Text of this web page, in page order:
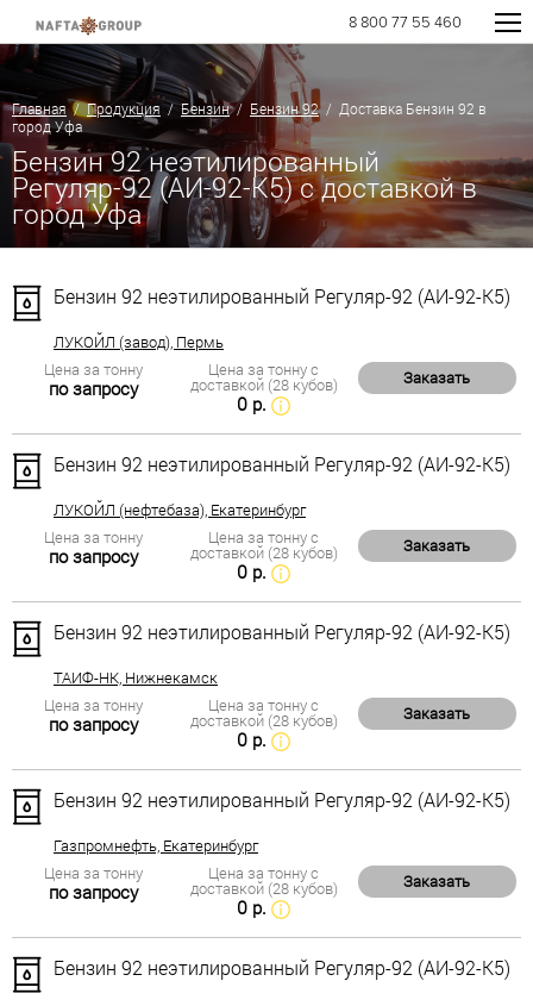
8 800 77 55 460
Главная/Продукция/Бензин/ Бензин 92/ Доставка Бензин 92 в
город Уфа
Бензин 92 неэтилированный
Регуляр-92 (АИ-92-К5) с доставкой в
город Уфа
Бензин 92 неэтилированный Регуляр-92 (АИ-92-К5)
ЛУКОЙЛ (завод), Пермь
Цена за тонну
по запросу
Цена за тонну с
доставкой (28 кубов)
0 р.
Заказать
Бензин 92 неэтилированный Регуляр-92 (АИ-92-К5)
ЛУКОЙЛ (нефтебаза), Екатеринбург
Цена за тонну
по запросу
Цена за тонну с
доставкой (28 кубов)
0 р.
Заказать
Бензин 92 неэтилированный Регуляр-92 (АИ-92-К5)
ТАИФ-НК, Нижнекамск
Цена за тонну
по запросу
Цена за тонну с
доставкой (28 кубов)
0 р.
Заказать
Бензин 92 неэтилированный Регуляр-92 (АИ-92-К5)
Газпромнефть, Екатеринбург
Цена за тонну
по запросу
Цена за тонну с
доставкой (28 кубов)
0 р.
Заказать
Бензин 92 неэтилированный Регуляр-92 (АИ-92-К5)